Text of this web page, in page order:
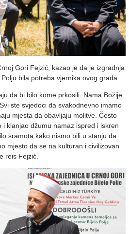
Gori Fejzić, kazao je da je izgradnja
bila potreba vjernika ovog grada.
da bi bilo kome prkosili. Nama Božije
ste svjedoci da svakodnevno imamo
mjesta da obavljaju molitve. Često
i klanjao džumu namaz ispred i iskren
sramota kako nismo bili u stanju da
mjesto da se na kulturan i civilizovan
reis Fejzić.